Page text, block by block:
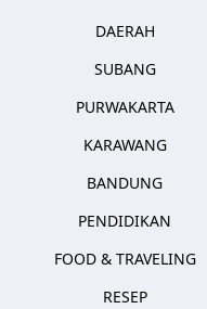
DAERAH
SUBANG
PURWAKARTA
KARAWANG
BANDUNG
PENDIDIKAN
FOOD & TRAVELING
RESEP